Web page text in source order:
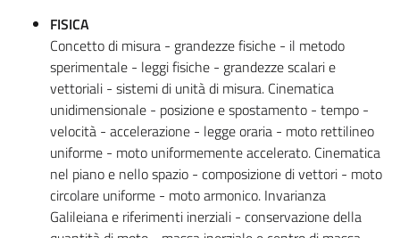
FISICA
Concetto di misura - grandezze fisiche - il metodo
sperimentale - leggi fisiche - grandezze scalari e
vettoriali - sistemi di unità di misura. Cinematica
unidimensionale - posizione e spostamento - tempo -
velocità - accelerazione - legge oraria - moto rettilineo
uniforme - moto uniformemente accelerato. Cinematica
nel piano e nello spazio - composizione di vettori - moto
circolare uniforme - moto armonico. Invarianza
Galileiana e riferimenti inerziali - conservazione della